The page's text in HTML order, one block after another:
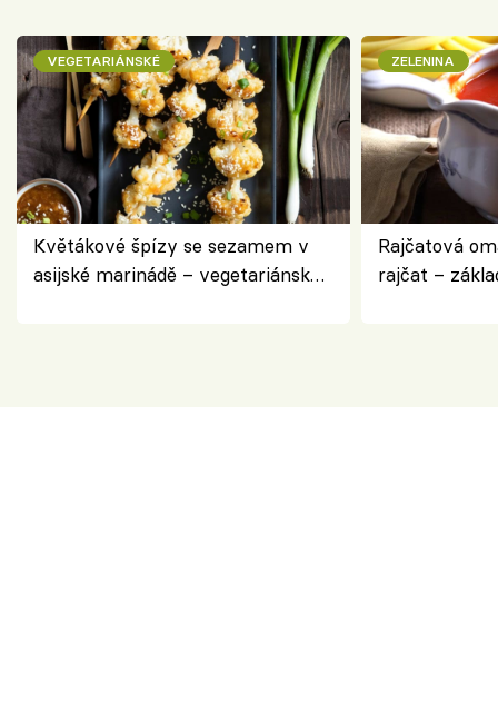
VEGETARIÁNSKÉ
Květákové špízy se sezamem v
asijské marinádě – vegetariánská
ZELENINA
Rajčatová
rajčat –